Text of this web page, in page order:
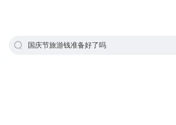
国庆节旅游钱准备好了吗